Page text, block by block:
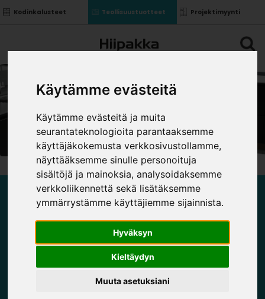
Käytämme evästeitä
Käytämme evästeitä ja muita
seurantateknologioita parantaaksemme
käyttäjäkokemusta verkkosivustollamme,
näyttääksemme sinulle personoituja
sisältöjä ja mainoksia, analysoidaksemme
verkkoliikennettä sekä lisätäksemme
ymmärrystämme käyttäjiemme sijainnista.
Hyväksyn
Kieltäydyn
Muuta asetuksiani
Kodinkalusteet Teollisuustuotteet Projektimyynti
KOMEROMEKANISMIT
Starax tuoteluettelo